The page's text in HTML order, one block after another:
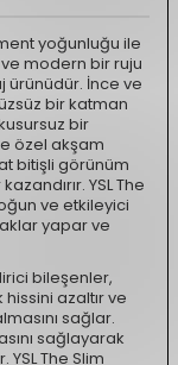
yoğunluğu ile
modern bir ruju
İnce ve
bir katman
bir
özel akşam
bitişli görünüm
YSL The
ve etkileyici
yapar ve
bileşenler,
azaltır ve
sağlar.
sağlayarak
The Slim